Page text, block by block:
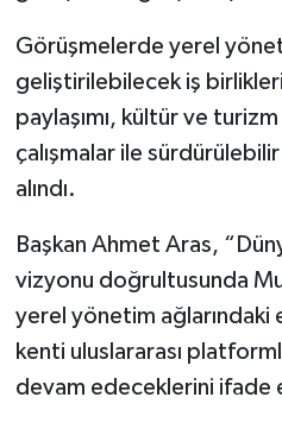
Görüşmelerde yerel
geliştirilebilecek iş
paylaşımı, kültür ve
çalışmalar ile
alındı.
Başkan Ahmet Aras,
vizyonu doğrultusunda
yerel yönetim ağlarındaki
kenti uluslararası
devam edeceklerini ifade